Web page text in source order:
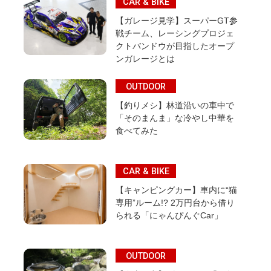
【ガレージ見学】スーパーGT参
戦チーム、レーシングプロジェ
クトバンドウが目指したオープ
ンガレージとは
OUTDOOR
【釣りメシ】林道沿いの車中で
「そのまんま」な冷やし中華を
食べてみた
CAR & BIKE
【キャンピングカー】車内に“猫
専用”ルーム!? 2万円台から借り
られる「にゃんぴんぐCar」
OUTDOOR